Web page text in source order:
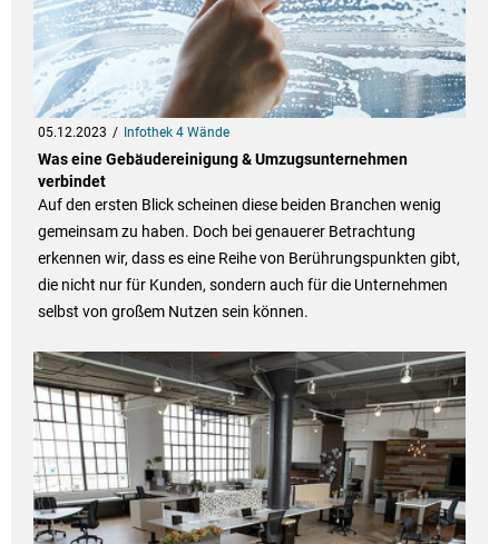
05.12.2023 Infothek 4 Wände
Was eine Gebäudereinigung & Umzugsunternehmen
verbindet
Auf den ersten Blick scheinen diese beiden Branchen wenig
gemeinsam zu haben. Doch bei genauerer Betrachtung
erkennen wir, dass es eine Reihe von Berührungspunkten gibt,
die nicht nur für Kunden, sondern auch für die Unternehmen
selbst von großem Nutzen sein können.